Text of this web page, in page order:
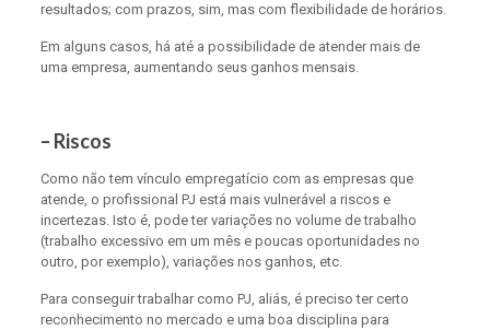
resultados; com prazos, sim, mas com flexibilidade de horários.
Em alguns casos, há até a possibilidade de atender mais de
uma empresa, aumentando seus ganhos mensais.
– Riscos
Como não tem vínculo empregatício com as empresas que
atende, o profissional PJ está mais vulnerável a riscos e
incertezas. Isto é, pode ter variações no volume de trabalho
(trabalho excessivo em um mês e poucas oportunidades no
outro, por exemplo), variações nos ganhos, etc.
Para conseguir trabalhar como PJ, aliás, é preciso ter certo
reconhecimento no mercado e uma boa disciplina para